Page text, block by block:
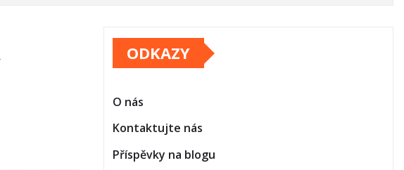
ODKAZY
O nás
Kontaktujte nás
Příspěvky na blogu